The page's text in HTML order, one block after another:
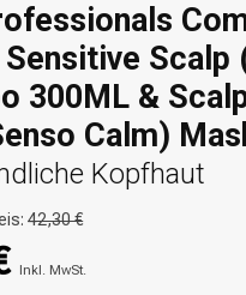
Sensitive Scalp
300ML &
Calm)
Kopfhaut
42,30 €
Inkl. MwSt.